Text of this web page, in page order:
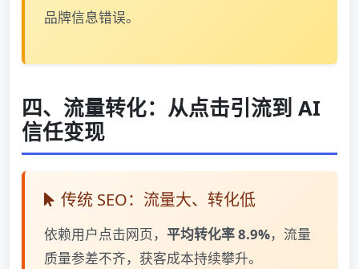
品牌信息错误。
四、流量转化：从点击引流到 AI
信任变现
传统 SEO：流量大、转化低
依赖用户点击网页， 平均转化率 8.9%，流量
质量参差不齐，获客成本持续攀升。